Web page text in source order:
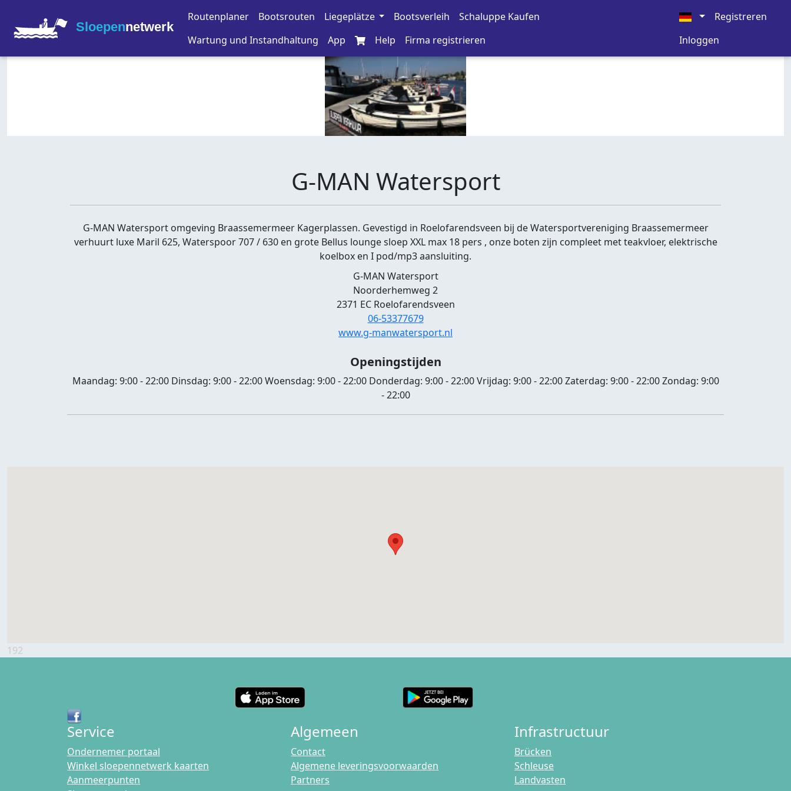
Sloepennetwerk
Routenplaner Bootsrouten Liegeplätze Bootsverleih
Schaluppe Kaufen
Wartung und Instandhaltung
App Help Firma registrieren
Registreren
Inloggen
G-MAN Watersport
G-MAN Watersport omgeving Braassemermeer Kagerplassen. Gevestigd in Roelofarendsveen bij de Watersportvereniging Braassemermeer
verhuurt luxe Maril 625, Waterspoor 707 / 630 en grote Bellus lounge sloep XXL max 18 pers , onze boten zijn compleet met teakvloer, elektrische
koelbox en I pod/mp3 aansluiting.
G-MAN Watersport
Noorderhemweg 2
2371 EC Roelofarendsveen
06-53377679
www.g-manwatersport.nl
Openingstijden
Maandag: 9:00 - 22:00Dinsdag: 9:00 - 22:00Woensdag: 9:00 - 22:00Donderdag: 9:00 - 22:00Vrijdag: 9:00 - 22:00Zaterdag: 9:00 - 22:00Zondag: 9:00
- 22:00
192
Service
Ondernemer portaal
Winkel sloepennetwerk kaarten
Aanmeerpunten
Algemeen
Contact
Algemene leveringsvoorwaarden
Partners
Infrastructuur
Brücken
Schleuse
Landvasten